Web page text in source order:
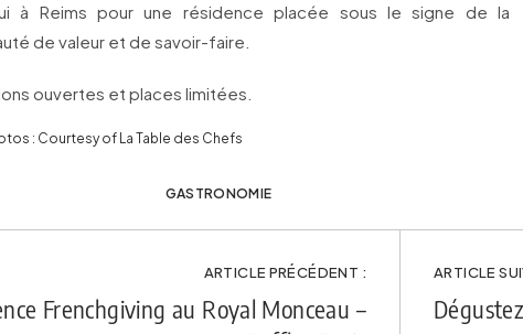
à Reims pour une résidence placée sous le signe de la
de valeur et de savoir-faire.
ouvertes et places limitées.
: Courtesy of La Table des Chefs
GASTRONOMIE
ARTICLE PRÉCÉDENT :
Frenchgiving au Royal Monceau –
ARTICLE